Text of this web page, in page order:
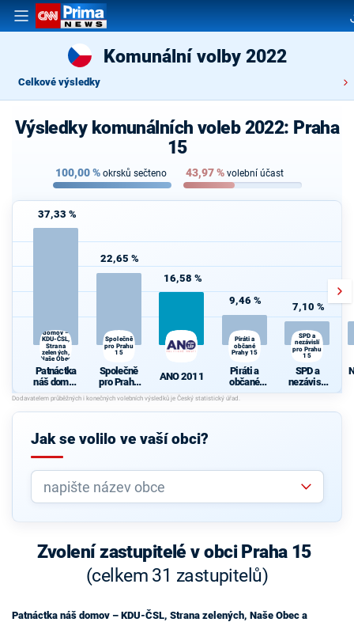
Komunální volby 2022
Celkové výsledky
Výsledky komunálních voleb 2022: Praha
15
100,00% okrsků sečteno 43,97% volební účast
37,33 %
domov –
KDU-ČSL,
Strana
zelených,
Naše Obec
a nezávislí
kandidáti
Patnáctka
náš domov
– KDU-
ČSL,
Strana
Naše Obec
kandidáti
22,65 %
Společně
pro Prahu
15
Společně
pro Prahu
15
16,58 %
ANO 2011
9,46 %
Piráti a
občané
Prahy 15
Piráti a
občané
Prahy 15
7,10 %
SPD a
nezávislí
pro Prahu
15
SPD a
nezávislí
pro Prahu
Jak se volilo ve vaší obci?
Zvolení zastupitelé v obci Praha 15
(celkem 31 zastupitelů)
Patnáctka náš domov – KDU-ČSL, Strana zelených, Naše Obec a